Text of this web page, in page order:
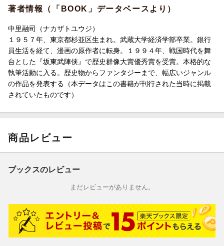
著者情報（「BOOK」データベースより）
中里融司（ナカザトユウジ）
１９５７年、東京都杉並区生まれ。武蔵大学経済学部卒業。銀行
員生活を経て、漫画の原作者に転身。１９９４年、戦国時代を舞
台とした『坂東武陣侠』で歴史群像大賞優秀賞を受賞。本格的な
執筆活動に入る。歴史物からファンタジーまで、幅広いジャンル
の作品を発表する（本データはこの書籍が刊行された当時に掲載
されていたものです）
商品レビュー
ブックスのレビュー
まだレビューがありません。